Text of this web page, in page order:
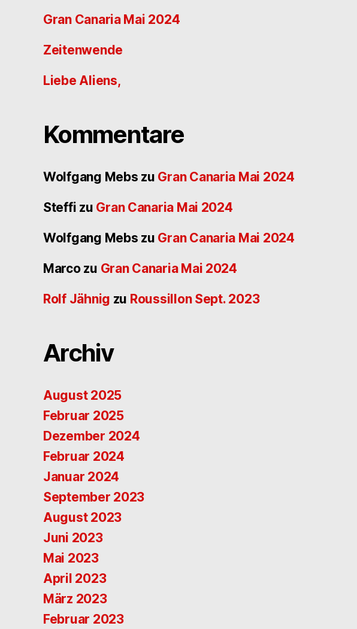
Gran Canaria Mai 2024
Zeitenwende
Liebe Aliens,
Kommentare
Wolfgang Mebs zu Gran Canaria Mai 2024
Steffi zu Gran Canaria Mai 2024
Wolfgang Mebs zu Gran Canaria Mai 2024
Marcozu Gran Canaria Mai 2024
Rolf Jähnig zu Roussillon Sept. 2023
Archiv
August 2025
Februar 2025
Dezember 2024
Februar 2024
Januar 2024
September 2023
August 2023
Juni 2023
Mai 2023
April 2023
März 2023
Februar 2023